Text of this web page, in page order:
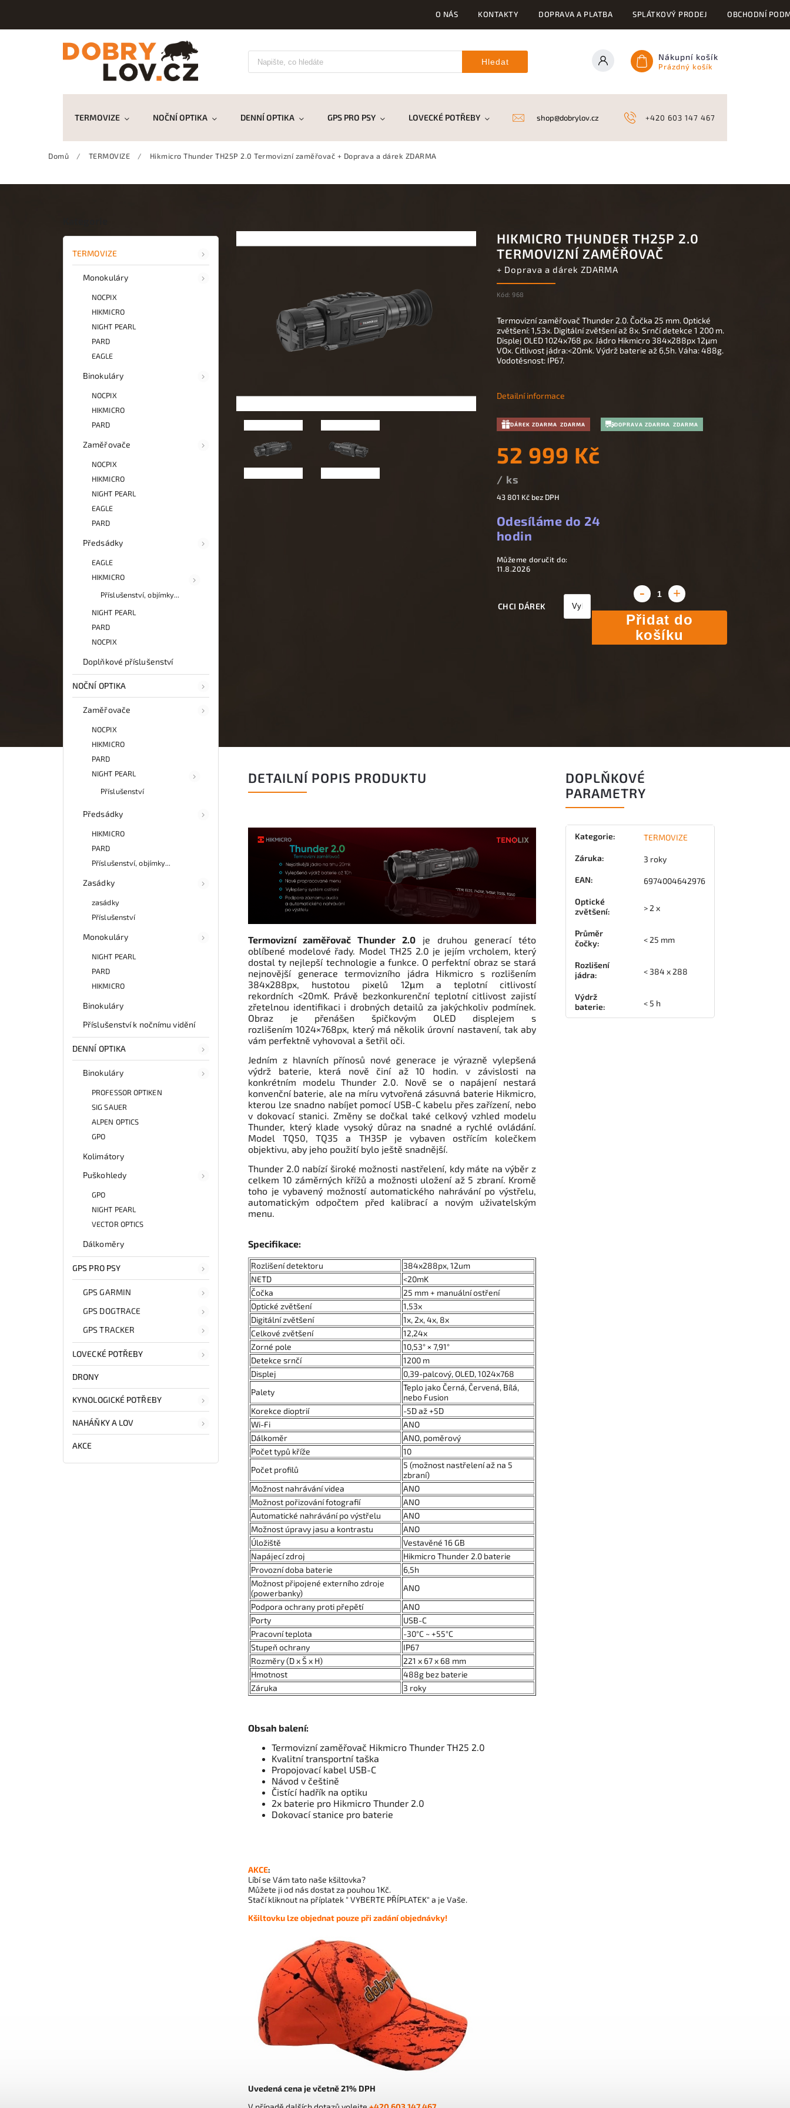
O NÁS KONTAKTY DOPRAVA A PLATBA SPLÁTKOVÝ PRODEJ OBCHODNÍ
Hledat Nákupní košík
Prázdný košík
TERMOVIZE NOČNÍ OPTIKA DENNÍ OPTIKA GPS PRO PSY LOVECKÉ POTŘEBY DRONY KYNOLOGICKÉ POTŘEBY NAHÁŇKY A LOV
+420 603 147 467
shop@dobrylov.cz
Domů / TERMOVIZE / Hikmicro Thunder TH25P 2.0 Termovizní zaměřovač + Doprava a dárek ZDARMA
TERMOVIZE
Monokuláry
NOCPIX
HIKMICRO
NIGHT PEARL
PARD
EAGLE
Binokuláry
NOCPIX
HIKMICRO
PARD
Zaměřovače
NOCPIX
HIKMICRO
NIGHT PEARL
EAGLE
PARD
Předsádky
EAGLE
HIKMICRO
Příslušenství, objímky...
NIGHT PEARL
PARD
NOCPIX
Doplňkové příslušenství
NOČNÍ OPTIKA
Zaměřovače
NOCPIX
HIKMICRO
PARD
NIGHT PEARL
Příslušenství
Předsádky
HIKMICRO
PARD
Příslušenství, objímky...
Zasádky
zasádky
Příslušenství
Monokuláry
NIGHT PEARL
PARD
HIKMICRO
Binokuláry
Příslušenství k nočnímu vidění
DENNÍ OPTIKA
Binokuláry
PROFESSOR OPTIKEN
SIG SAUER
ALPEN OPTICS
GPO
Kolimátory
Puškohledy
GPO
NIGHT PEARL
VECTOR OPTICS
Dálkoměry
GPS PRO PSY
GPS GARMIN
GPS DOGTRACE
GPS TRACKER
LOVECKÉ POTŘEBY
DRONY
KYNOLOGICKÉ POTŘEBY
NAHÁŇKY A LOV
AKCE
HIKMICRO THUNDER TH25P 2.0
TERMOVIZNÍ ZAMĚŘOVAČ
+ Doprava a dárek ZDARMA
Kód: 968
DÁREK ZDARMA DOPRAVA ZDARMA
52 999 Kč
/ ks
43 801 Kčbez DPH
Odesíláme do 24
hodin
Můžeme doručit do:
11.8.2026
CHCI DÁREK
Přidat do
košíku
Termovizní zaměřovač Thunder 2.0. Čočka 25 mm. Optické
zvětšení: 1,53x. Digitální zvětšení až 8x. Srnčí detekce 1 200 m.
Displej OLED 1024x768 px. Jádro Hikmicro 384x288px 12μm
VOx. Citlivost jádra:<20mk. Výdrž baterie až 6,5h. Váha: 488g.
Vodotěsnost: IP67.
Detailní informace
DETAILNÍ POPIS PRODUKTU
Termovizní zaměřovač Thunder 2.0 je druhou generací této
oblíbené modelové řady. Model TH25 2.0 je jejím vrcholem, který
dostal ty nejlepší technologie a funkce. O perfektní obraz se stará
nejnovější generace termovizního jádra Hikmicro s rozlišením
384x288px, hustotou pixelů 12μm a teplotní citlivostí
rekordních <20mK. Právě bezkonkurenční teplotní citlivost zajistí
zřetelnou identifikaci i drobných detailů za jakýchkoliv podmínek.
Obraz je přenášen špičkovým OLED displejem s
rozlišením 1024×768px, který má několik úrovní nastavení, tak aby
vám perfektně vyhovoval a šetřil oči.
Jedním z hlavních přínosů nové generace je výrazně vylepšená
výdrž baterie, která nově činí až 10 hodin. v závislosti na
konkrétním modelu Thunder 2.0. Nově se o napájení nestará
konvenční baterie, ale na míru vytvořená zásuvná baterie Hikmicro,
kterou lze snadno nabíjet pomocí USB-C kabelu přes zařízení, nebo
v dokovací stanici. Změny se dočkal také celkový vzhled modelu
Thunder, který klade vysoký důraz na snadné a rychlé ovládání.
Model TQ50, TQ35 a TH35P je vybaven ostřícím kolečkem
objektivu, aby jeho použití bylo ještě snadnější.
Thunder 2.0 nabízí široké možnosti nastřelení, kdy máte na výběr z
celkem 10 záměrných křížů a možnosti uložení až 5 zbraní. Kromě
toho je vybavený možností automatického nahrávání po výstřelu,
automatickým odpočtem před kalibrací a novým uživatelským
menu.
Specifikace:
Rozlišení detektoru
384x288px, 12um
NETD
<20mK
Čočka
25 mm + manuální ostření
Optické zvětšení
1,53x
Digitální zvětšení
1x, 2x, 4x, 8x
Celkové zvětšení
12,24x
Zorné pole
10,53° × 7,91°
Detekce srnčí
1200 m
Displej
0,39-palcový, OLED, 1024x768
Palety
Teplo jako Černá, Červená, Bílá,
nebo Fusion
Korekce dioptrií
-5D až +5D
Wi-Fi
ANO
Dálkoměr
ANO, poměrový
Počet typů kříže
10
Počet profilů
5 (možnost nastřelení až na 5
zbraní)
Možnost nahrávání videa
ANO
Možnost pořizování fotografií
ANO
Automatické nahrávání po výstřelu
ANO
Možnost úpravy jasu a kontrastu
ANO
Úložiště
Vestavěné 16 GB
Napájecí zdroj
Hikmicro Thunder 2.0 baterie
Provozní doba baterie
6,5h
Možnost připojené externího zdroje
(powerbanky)
ANO
Podpora ochrany proti přepětí
ANO
Porty
USB-C
Pracovní teplota
-30°C ~ +55°C
Stupeň ochrany
IP67
Rozměry (D x Š x H)
221 x 67 x 68 mm
Hmotnost
488g bez baterie
Záruka
3 roky
Obsah balení:
Termovizní zaměřovač Hikmicro Thunder TH25 2.0
Kvalitní transportní taška
Propojovací kabel USB-C
Návod v češtině
Čistící hadřík na optiku
2x baterie pro Hikmicro Thunder 2.0
Dokovací stanice pro baterie
AKCE:
Líbí se Vám tato naše kšiltovka?
Můžete ji od nás dostat za pouhou 1Kč.
Stačí kliknout na příplatek " VYBERTE PŘÍPLATEK" a je Vaše.
Kšiltovku lze objednat pouze při zadání objednávky!
Uvedená cena je včetně 21% DPH
DOPLŇKOVÉ
PARAMETRY
Kategorie: TERMOVIZE
Záruka: 3 roky
EAN: 6974004642976
Optické
zvětšení: > 2 x
Průměr
čočky: < 25 mm
Rozlišení
jádra: < 384 x 288
Výdrž
baterie: < 5 h